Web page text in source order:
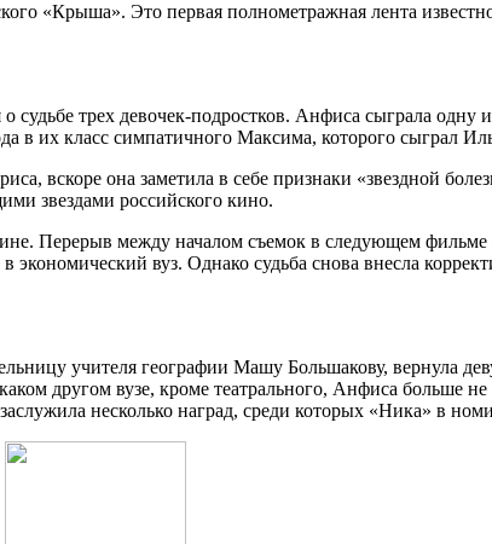
«Крыша». Это первая полнометражная лента
судьбе трех девочек-подростков. Анфиса сыграла
в их класс симпатичного Максима, которого сыграл
вскоре она заметила в себе признаки «звездной
звездами российского кино.
Перерыв между началом съемок в следующем фильме
вуз. Однако судьба снова внесла
учителя географии Машу Большакову, вернула
другом вузе, кроме театрального, Анфиса больше
несколько наград, среди которых «Ника» в